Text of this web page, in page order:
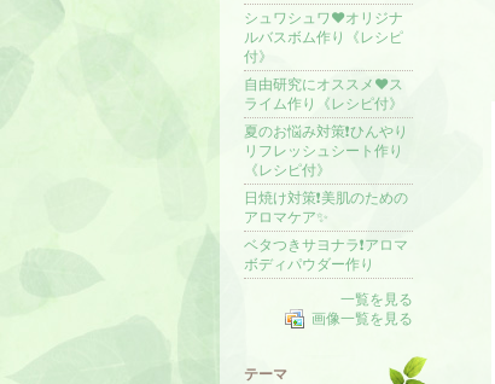
シュワシュワ❤️オリジナ
ルバスボム作り《レシピ
付》
自由研究にオススメ❤️ス
ライム作り《レシピ付》
夏のお悩み対策❗️ひんやり
リフレッシュシート作り
《レシピ付》
日焼け対策❗️美肌のための
アロマケア✨
ベタつきサヨナラ❗️アロマ
ボディパウダー作り
一覧を見る
画像一覧を見る
テーマ